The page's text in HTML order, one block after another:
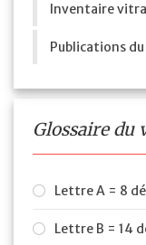
Inventaire
Publications
Glossaire du
Lettre A = 8
Lettre B = 14